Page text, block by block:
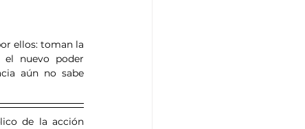
ellos: toman la
el nuevo poder
aún no sabe
de la acción